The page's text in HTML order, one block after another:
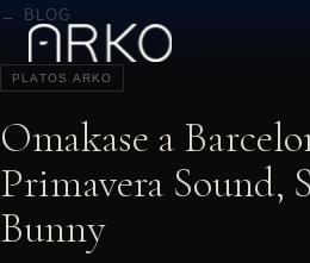
← BLOG
PLATOS ARKO
Omakase a
Primavera Sound,
Bunny